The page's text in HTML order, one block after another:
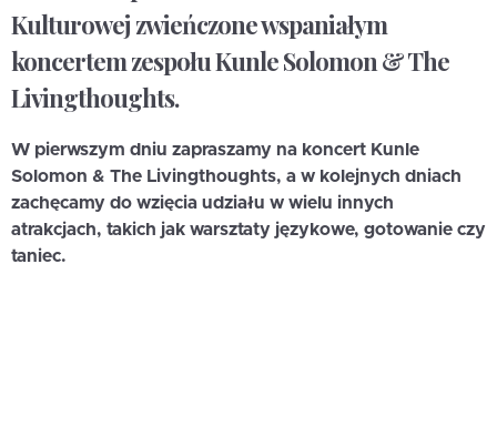
Kulturowej zwieńczone wspaniałym
koncertem zespołuKunle Solomon & The
Livingthoughts.
W pierwszym dniu zapraszamy na koncert Kunle
Solomon & The Livingthoughts, a w kolejnych dniach
zachęcamy do wzięcia udziału w wielu innych
atrakcjach, takich jak warsztaty językowe, gotowanie czy
taniec.